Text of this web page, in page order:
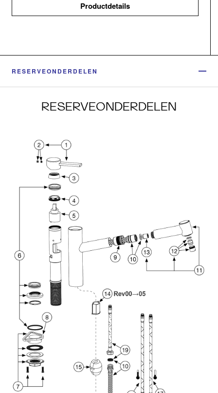
Productdetails
RESERVEONDERDELEN
RESERVEONDERDELEN